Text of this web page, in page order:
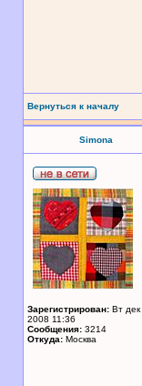
Вернуться к началу
Simona
Зарегистрирован: Вт дек
2008 11:36
Сообщения: 3214
Откуда: Москва